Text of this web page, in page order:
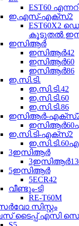
EST60
ഇ.എസ്-എക്സ്2
EST60X2
കൂടുതൽ
ഇസിആർ
ഇസിആർ42
ഇസിആർ60
ഇസിആർ86
ഇ.സി.ടി.
ഇ.സി.ടി.42
ഇ.സി.ടി.60
ഇ.സി.ടി.86
ഇസിആർ-
ഇ.സി.ടി-എക്സ്2
3ഇസിആർ
5ഇസിആർ
5ECR42
വീണ്ടും-ടി
RE-T60M
സിസ്റ്റം
ടൈപ്പ് എസി